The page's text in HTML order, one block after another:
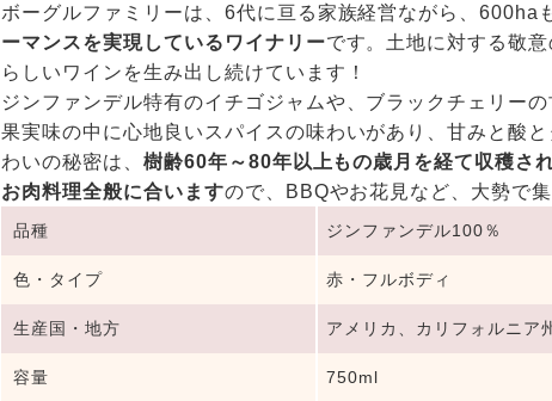
ボーグルファミリーは、6代に亘る家族経営ながら、600ha
ーマンスを実現しているワイナリーです。土地に対する敬
らしいワインを生み出し続けています！
ジンファンデル特有のイチゴジャムや、ブラックチェリー
果実味の中に心地良いスパイスの味わいがあり、甘みと酸
わいの秘密は、 樹齢60年～80年以上もの歳月を経て収穫さ
お肉料理全般に合いますので、BBQやお花見など、大勢で
品種 ジンファンデル100％
色・タイプ 赤・フルボディ
生産国・地方 アメリカ、カリフォルニア
容量 750ml